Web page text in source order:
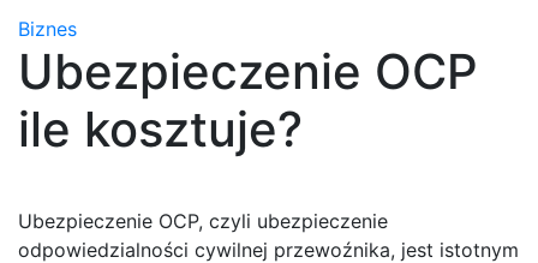
Biznes
Ubezpieczenie OCP
ile kosztuje?
Ubezpieczenie OCP, czyli ubezpieczenie
odpowiedzialności cywilnej przewoźnika, jest istotnym